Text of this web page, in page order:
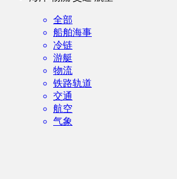
全部
船舶海事
冷链
游艇
物流
铁路轨道
交通
航空
气象